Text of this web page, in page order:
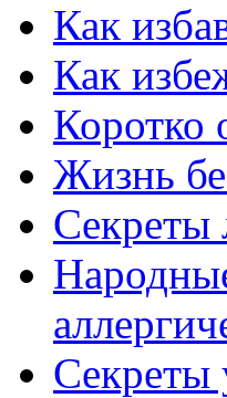
Как
Как
Коротко
Жизнь
Секреты
Секреты